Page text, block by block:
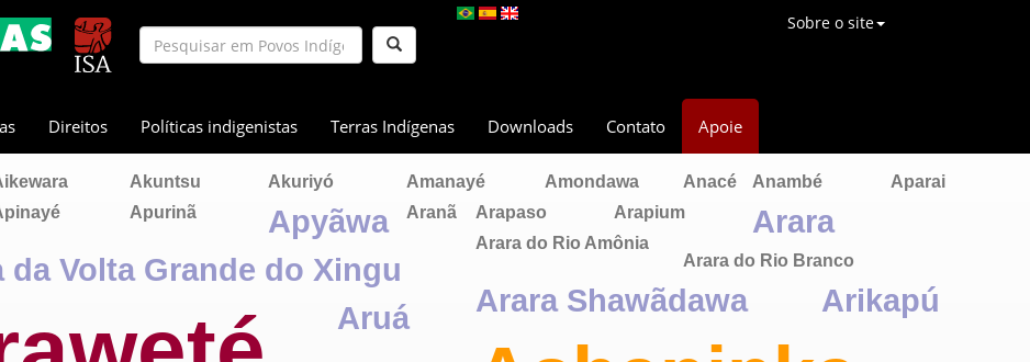
Sobre o site
Direitos Políticas indigenistas Terras Indígenas Downloads Contato Apoie